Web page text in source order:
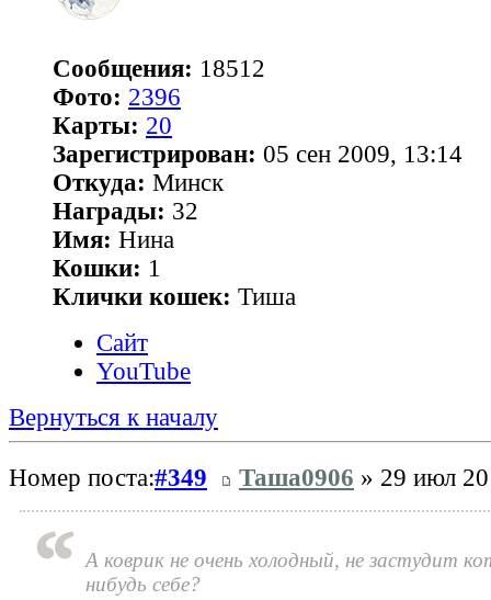
Сообщения: 18512
Фото: 2396
Карты: 20
Зарегистрирован: 05 сен 2009, 13:14
Откуда: Минск
Награды: 32
Имя: Нина
Кошки: 1
Клички кошек: Тиша
Сайт
YouTube
Вернуться к началу
Номер поста:#349 Таша0906 » 29 июл
А коврик не очень холодный, не застудит
нибудь себе?